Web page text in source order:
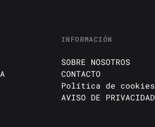
INFORMACIÓN
SOBRE NOSOTROS
CONTACTO
Política de cookies
AVISO DE PRIVACIDAD